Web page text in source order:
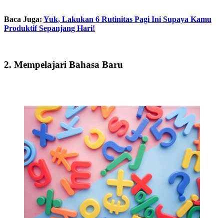
Baca Juga: Yuk, Lakukan 6 Rutinitas Pagi Ini Supaya Kamu
Produktif Sepanjang Hari!
2. Mempelajari Bahasa Baru